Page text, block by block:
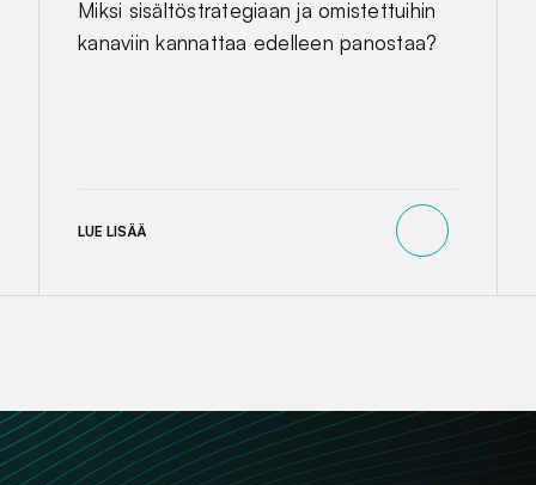
Miksi sisältöstrategiaan ja omistettuihin
kanaviin kannattaa edelleen panostaa?
LUE LISÄÄ